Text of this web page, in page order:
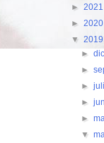
► 2021
► 2020
▼ 2019
►
►
►
►
►
▼